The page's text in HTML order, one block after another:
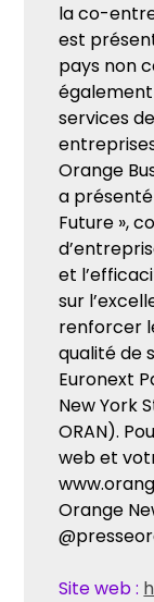
la co-
est
pays non
également
services
Orange
a
Future »,
et
sur
renforcer
qualité de
Euronext
New York
ORAN).
web et
Orange
Site web :